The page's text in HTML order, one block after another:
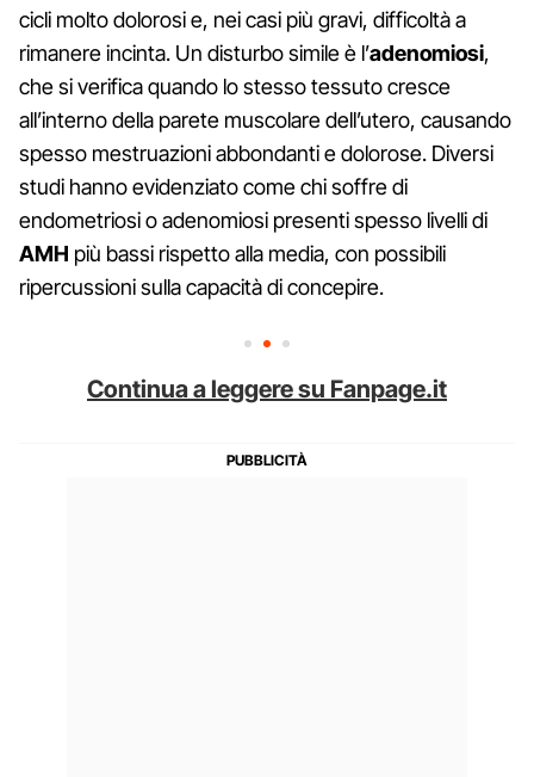
cicli molto dolorosi e, nei casi più gravi, difficoltà a
rimanere incinta. Un disturbo simile è l’adenomiosi,
che si verifica quando lo stesso tessuto cresce
all’interno della parete muscolare dell’utero, causando
spesso mestruazioni abbondanti e dolorose. Diversi
studi hanno evidenziato come chi soffre di
endometriosi o adenomiosi presenti spesso livelli di
AMH più bassi rispetto alla media, con possibili
ripercussioni sulla capacità di concepire.
Continua a leggere su Fanpage.it